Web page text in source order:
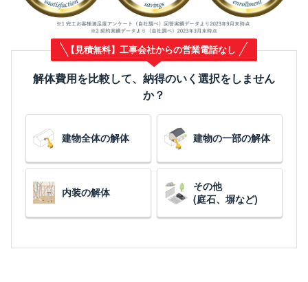
【見積無料】工事会社からの営業電話なし
解体費用を比較して、納得のいく選択をしません
か？
建物全体の解体 建物の一部の解体
内装の解体
その他
(庭石、塀など)